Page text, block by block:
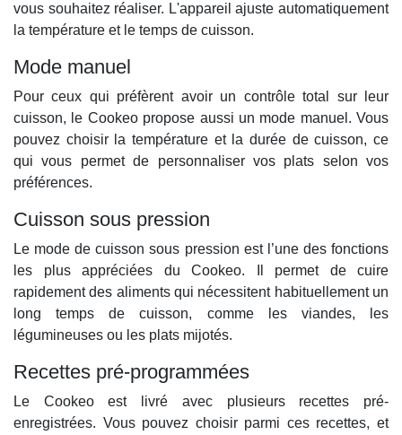
vous souhaitez réaliser. L'appareil ajuste automatiquement
la température et le temps de cuisson.
Mode manuel
Pour ceux qui préfèrent avoir un contrôle total sur leur
cuisson, le Cookeo propose aussi un mode manuel. Vous
pouvez choisir la température et la durée de cuisson, ce
qui vous permet de personnaliser vos plats selon vos
préférences.
Cuisson sous pression
Le mode de cuisson sous pression est l’une des fonctions
les plus appréciées du Cookeo. Il permet de cuire
rapidement des aliments qui nécessitent habituellement un
long temps de cuisson, comme les viandes, les
légumineuses ou les plats mijotés.
Recettes pré-programmées
Le Cookeo est livré avec plusieurs recettes pré-
enregistrées. Vous pouvez choisir parmi ces recettes, et